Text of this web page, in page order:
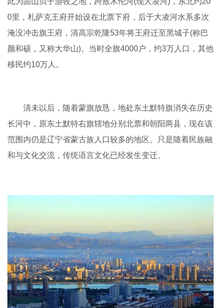
0里，札萨克王府开始设在北票下府，后于大凌河水系多次
淹没冲击旗王府，清高宗乾隆53年将王府迁至黑城子(称巴
颜和硕，又称大华山)。当时全旗4000户，约3万人口，其他
移民约10万人。
清未以后，随着蒙旗放恳，地处东土默特旗消失在历史
长河中，原东土默特右旗辖地分别北票和朝阳两县，现在该
范围内仍是辽宁省蒙古族人口较多的地区。只是随着民族融
和与文化交流，传统语言文化已经发生变迁。